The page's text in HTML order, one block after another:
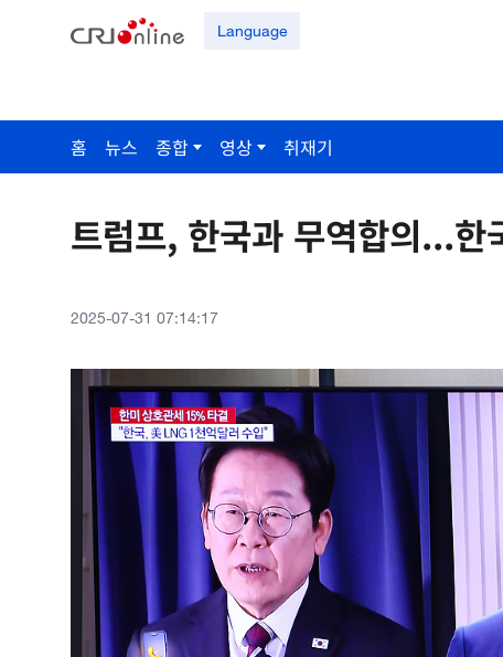
Language
홈 뉴스 종합 영상 취재기
트럼프, 한국과 무역합의...
2025-07-31 07:14:17